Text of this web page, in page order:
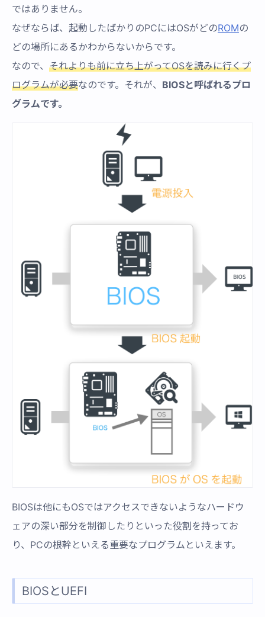
ではありません。
なぜならば、起動したばかりのPCにはOSがどのROMの
どの場所にあるかわからないからです。
なので、 それよりも前に立ち上がってOSを読みに行くプ
ログラムが必要なのです。それが、 BIOSと呼ばれるプロ
グラムです。
BIOSは他にもOSではアクセスできないようなハードウ
ェアの深い部分を制御したりといった役割を持ってお
り、PCの根幹といえる重要なプログラムといえます。
BIOSとUEFI